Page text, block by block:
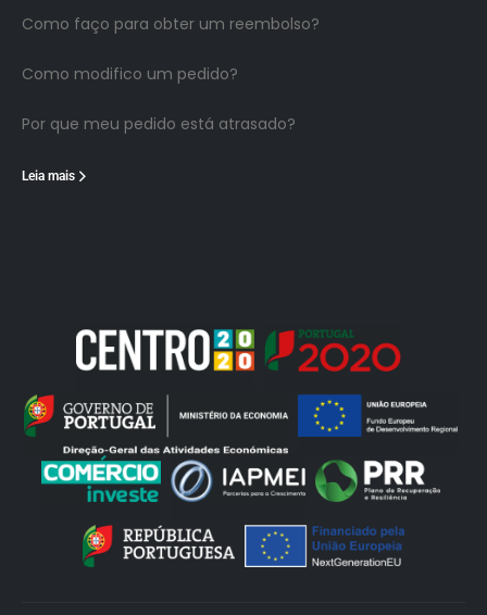
Como faço para obter um reembolso?
Como modifico um pedido?
Por que meu pedido está atrasado?
Leia mais